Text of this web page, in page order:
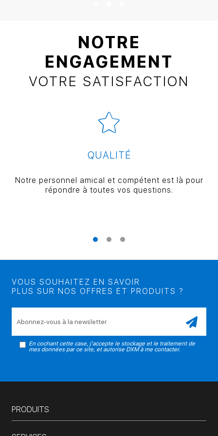
NOTRE
ENGAGEMENT
VOTRE SATISFACTION
QUALITÉ
Notre personnel amical et compétent est là pour
répondre à toutes vos questions.
VOUS SOUHAITEZ EN SAVOIR
PLUS SUR NOS OFFRES ET PRODUITS ?
En cochant cette case, j'accepte le stockage et le traitement de
mes données par ce site, et autorise DXM à me contacter.
PRODUITS